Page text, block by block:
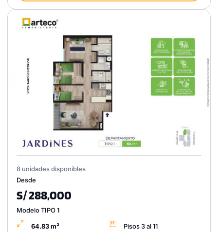
8 unidades disponibles
Desde
S/ 288,000
Modelo TIPO 1
64.83 m² Pisos 3 al 11